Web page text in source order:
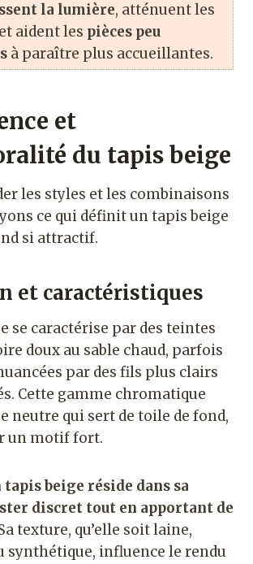
la lumière, atténuent les
aident les pièces peu
à paraître plus accueillantes.
et
du tapis beige
les styles et les combinaisons
ce qui définit un tapis beige
si attractif.
et caractéristiques
se caractérise par des teintes
doux au sable chaud, parfois
par des fils plus clairs
Cette gamme chromatique
neutre qui sert de toile de fond,
un motif fort.
tapis beige réside dans sa
discret tout en apportant de
texture, qu’elle soit laine,
synthétique, influence le rendu